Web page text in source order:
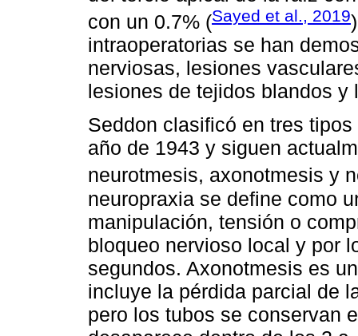
con un 0.7% (Sayed et al., 2019
intraoperatorias se han
nerviosas, lesiones
lesiones de tejidos blandos y
Seddon clasificó en tres
año de 1943 y siguen
neurotmesis, axonotmesis y
neuropraxia se define como
manipulación, tensión o
bloqueo nervioso local y por
segundos. Axonotmesis es
incluye la pérdida parcial de
pero los tubos se conservan